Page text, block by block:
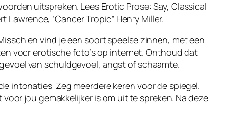
uitspreken. Lees Erotic Prose: Say, Classical
Lawrence, “Cancer Tropic” Henry Miller.
vind je een soort speelse zinnen, met een
voor erotische foto’s op internet. Onthoud dat
van schuldgevoel, angst of schaamte.
intonaties. Zeg meerdere keren voor de spiegel.
jou gemakkelijker is om uit te spreken. Na deze